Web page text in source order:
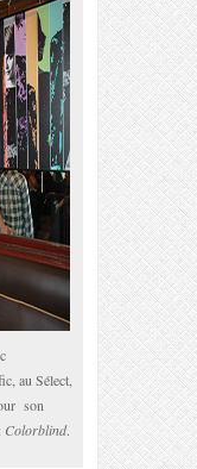
au Sélect,
son
Colorblind.